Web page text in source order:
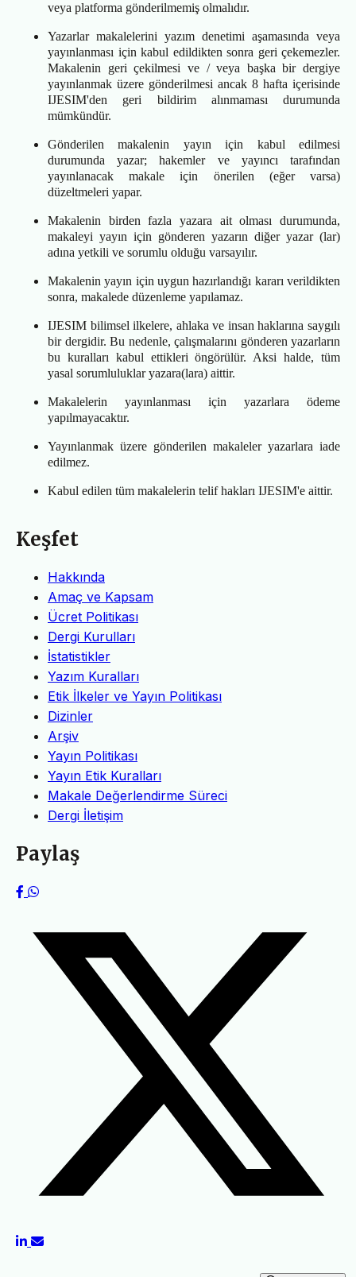
veya platforma gönderilmemiş olmalıdır.
Yazarlar makalelerini yazım denetimi aşamasında veya
yayınlanması için kabul edildikten sonra geri çekemezler.
Makalenin geri çekilmesi ve / veya başka bir dergiye
yayınlanmak üzere gönderilmesi ancak 8 hafta içerisinde
IJESIM'den geri bildirim alınmaması durumunda
mümkündür.
Gönderilen makalenin yayın için kabul edilmesi
durumunda yazar; hakemler ve yayıncı tarafından
yayınlanacak makale için önerilen (eğer varsa)
düzeltmeleri yapar.
Makalenin birden fazla yazara ait olması durumunda,
makaleyi yayın için gönderen yazarın diğer yazar (lar)
adına yetkili ve sorumlu olduğu varsayılır.
Makalenin yayın için uygun hazırlandığı kararı verildikten
sonra, makalede düzenleme yapılamaz.
IJESIM bilimsel ilkelere, ahlaka ve insan haklarına saygılı
bir dergidir. Bu nedenle, çalışmalarını gönderen yazarların
bu kuralları kabul ettikleri öngörülür. Aksi halde, tüm
yasal sorumluluklar yazara(lara) aittir.
Makalelerin yayınlanması için yazarlara ödeme
yapılmayacaktır.
Yayınlanmak üzere gönderilen makaleler yazarlara iade
edilmez.
Kabul edilen tüm makalelerin telif hakları IJESIM'e aittir.
Keşfet
Hakkında
Amaç ve Kapsam
Ücret Politikası
Dergi Kurulları
İstatistikler
Yazım Kuralları
Etik İlkeler ve Yayın Politikası
Dizinler
Arşiv
Yayın Politikası
Yayın Etik Kuralları
Makale Değerlendirme Süreci
Dergi İletişim
Paylaş